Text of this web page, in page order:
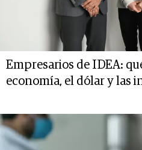
Empresarios de IDEA:
economía, el dólar y las